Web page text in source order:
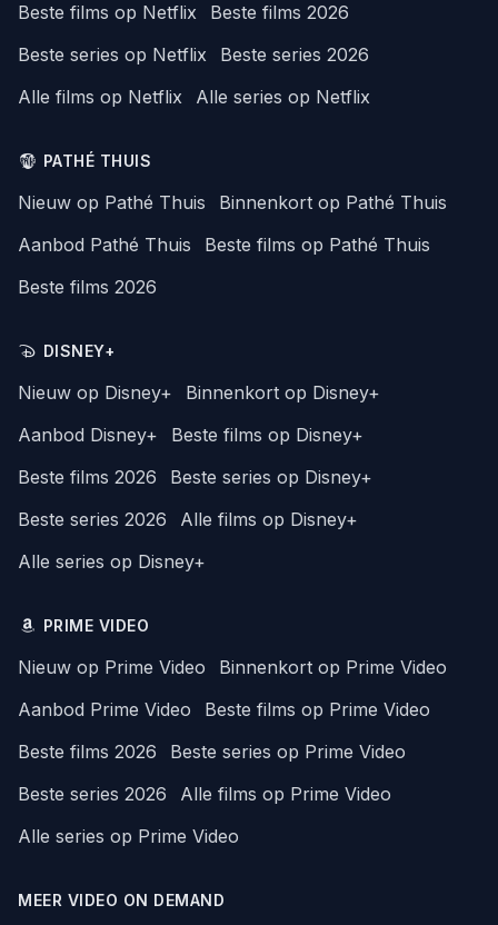
Beste films op Netflix
Beste films 2026
Beste series op Netflix
Beste series 2026
Alle films op Netflix
Alle series op Netflix
PATHÉ THUIS
Nieuw op Pathé Thuis
Binnenkort op Pathé Thuis
Aanbod Pathé Thuis
Beste films op Pathé Thuis
Beste films 2026
DISNEY+
Nieuw op Disney+
Binnenkort op Disney+
Aanbod Disney+
Beste films op Disney+
Beste films 2026
Beste series op Disney+
Beste series 2026
Alle films op Disney+
Alle series op Disney+
PRIME VIDEO
Nieuw op Prime Video
Binnenkort op Prime Video
Aanbod Prime Video
Beste films op Prime Video
Beste films 2026
Beste series op Prime Video
Beste series 2026
Alle films op Prime Video
Alle series op Prime Video
MEER VIDEO ON DEMAND